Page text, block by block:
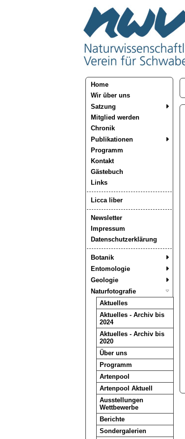
Home
Wir über uns
Satzung
Mitglied werden
Chronik
Publikationen
Programm
Kontakt
Gästebuch
Links
Licca liber
Newsletter
Impressum
Datenschutzerklärung
Botanik
Entomologie
Geologie
Naturfotografie
Aktuelles
Aktuelles - Archiv bis
2024
Aktuelles - Archiv bis
2020
Über uns
Programm
Artenpool
Artenpool Aktuell
Ausstellungen
Wettbewerbe
Berichte
Sondergalerien